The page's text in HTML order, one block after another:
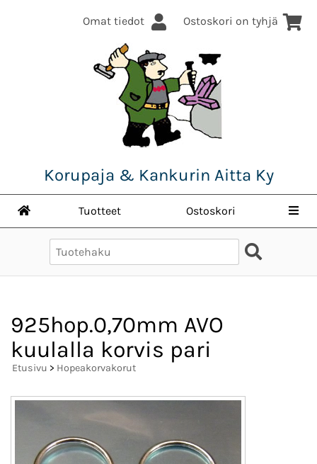
Omat tiedot Ostoskori on tyhjä
Korupaja & Kankurin Aitta Ky
Tuotteet Ostoskori
925hop.0,70mm AVO
kuulalla korvis pari
Etusivu > Hopeakorvakorut